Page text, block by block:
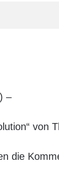
–
von
die